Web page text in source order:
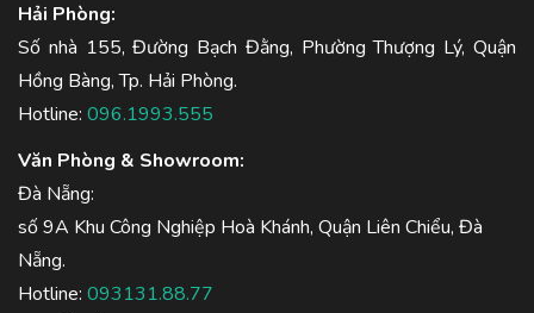
Hải Phòng:
Số nhà 155, Đường Bạch Đằng, Phường Thượng Lý, Quận
Hồng Bàng, Tp. Hải Phòng.
Hotline: 096.1993.555
Văn Phòng & Showroom:
Đà Nẵng:
số 9A Khu Công Nghiệp Hoà Khánh, Quận Liên Chiểu, Đà
Nẵng.
Hotline: 093131.88.77